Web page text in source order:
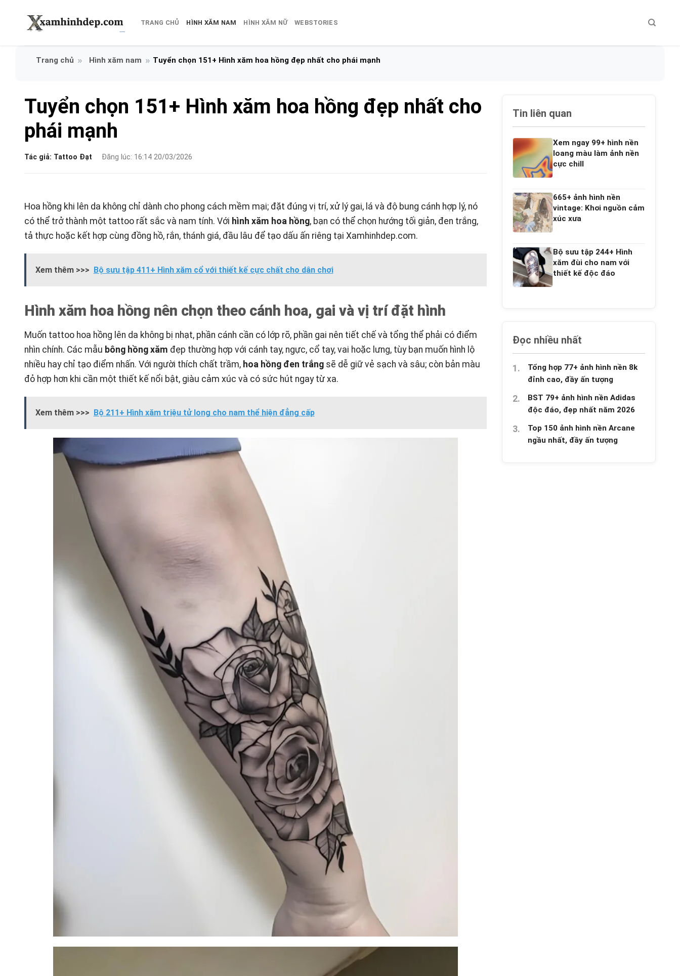
TRANG CHỦ HÌNH XĂM NAM HÌNH XĂM NỮ WEBSTORIES
Hình xăm nam Tuyển chọn 151+ Hình xăm hoa hồng đẹp nhất cho phái mạnh
Tuyển chọn 151+ Hình xăm hoa hồng đẹp nhất cho
phái mạnh
Tác giả: Tattoo Đạt Đăng lúc: 16:14 20/03/2026
Hoa hồng khi lên da không chỉ dành cho phong cách mềm mại; đặt đúng vị trí, xử lý gai, lá và độ bung cánh hợp lý, nó
có thể trở thành một tattoo rất sắc và nam tính. Với hình xăm hoa hồng, bạn có thể chọn hướng tối giản, đen trắng,
tả thực hoặc kết hợp cùng đồng hồ, rắn, thánh giá, đầu lâu để tạo dấu ấn riêng tại Xamhinhdep.com.
Xem thêm >>> Bộ sưu tập 411+ Hình xăm cổ với thiết kế cực chất cho dân chơi
Hình xăm hoa hồng nên chọn theo cánh hoa, gai và vị trí đặt hình
Muốn tattoo hoa hồng lên da không bị nhạt, phần cánh cần có lớp rõ, phần gai nên tiết chế và tổng thể phải có điểm
nhìn chính. Các mẫu bông hồng xăm đẹp thường hợp với cánh tay, ngực, cổ tay, vai hoặc lưng, tùy bạn muốn hình lộ
nhiều hay chỉ tạo điểm nhấn. Với người thích chất trầm, hoa hồng đen trắng sẽ dễ giữ vẻ sạch và sâu; còn bản màu
đỏ hợp hơn khi cần một thiết kế nổi bật, giàu cảm xúc và có sức hút ngay từ xa.
Xem thêm >>> Bộ 211+ Hình xăm triệu tử long cho nam thể hiện đẳng cấp
Tin liên quan
Xem ngay 99+ hình nền
loang màu làm ảnh nền
cực chill
665+ ảnh hình nền
vintage: Khơi nguồn cảm
xúc xưa
Bộ sưu tập 244+ Hình
xăm đùi cho nam với
thiết kế độc đáo
Đọc nhiều nhất
Tổng hợp 77+ ảnh hình nền 8k
đỉnh cao, đầy ấn tượng
BST 79+ ảnh hình nền Adidas
độc đáo, đẹp nhất năm 2026
Top 150 ảnh hình nền Arcane
ngầu nhất, đầy ấn tượng